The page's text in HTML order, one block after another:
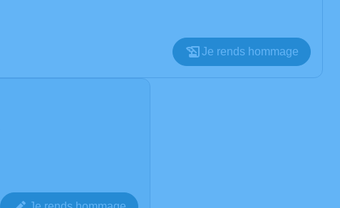
Je rends hommage